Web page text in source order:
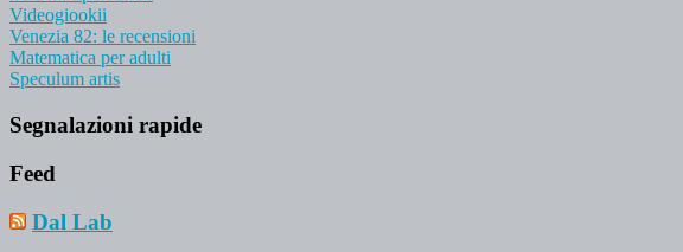
Videogiookii
Venezia 82: le recensioni
Matematica per adulti
Speculum artis
Segnalazioni rapide
Feed
Dal Lab